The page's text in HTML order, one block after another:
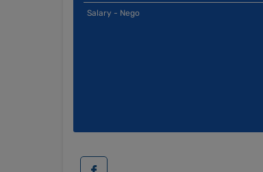
Salary - Nego